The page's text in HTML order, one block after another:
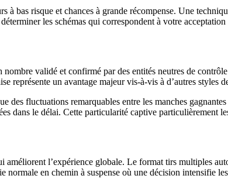
à bas risque et chances à grande récompense. Une
les schémas qui correspondent à votre acceptation
validé et confirmé par des entités neutres de
représente un avantage majeur vis-à-vis à d’autres styles
des fluctuations remarquables entre les manches
dans le délai. Cette particularité captive particulièrement
l’expérience globale. Le format tirs multiples
en chemin à suspense où une décision intensifie